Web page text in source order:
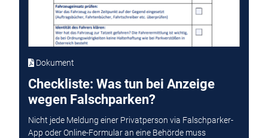
Dokument
Checkliste: Was tun bei Anzeige
wegen Falschparken?
Nicht jede Meldung einer Privatperson via Falschparker-
App oder Online-Formular an eine Behörde muss